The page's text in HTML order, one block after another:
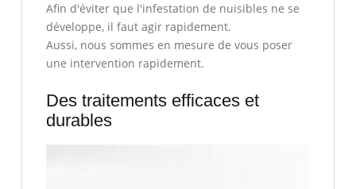
Afin d'éviter que l'infestation de nuisibles ne se
développe, il faut agir rapidement.
Aussi, nous sommes en mesure de vous poser
une intervention rapidement.
Des traitements efficaces et
durables